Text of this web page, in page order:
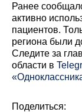
Ранее
активно
пациентов.
региона были
Cледите за
области в
Поделиться: